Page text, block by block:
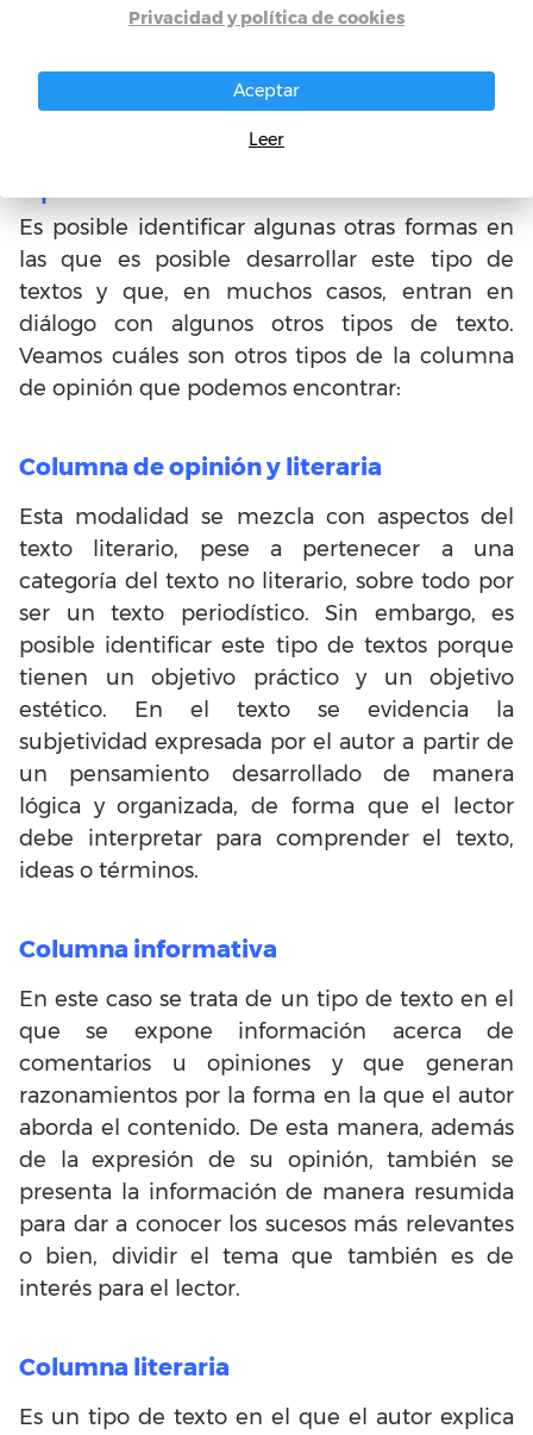
Tipos de la columna de
Es posible identificar algunas otras formas en
las que es posible desarrollar este tipo de
textos y que, en muchos casos, entran en
diálogo con algunos otros tipos de texto.
Veamos cuáles son otros tipos de la columna
de opinión que podemos encontrar:
Columna de opinión y literaria
Esta modalidad se mezcla con aspectos del
texto literario, pese a pertenecer a una
categoría del texto no literario, sobre todo por
ser un texto periodístico. Sin embargo, es
posible identificar este tipo de textos porque
tienen un objetivo práctico y un objetivo
estético. En el texto se evidencia la
subjetividad expresada por el autor a partir de
un pensamiento desarrollado de manera
lógica y organizada, de forma que el lector
debe interpretar para comprender el texto,
ideas o términos.
Columna informativa
En este caso se trata de un tipo de texto en el
que se expone información acerca de
comentarios u opiniones y que generan
razonamientos por la forma en la que el autor
aborda el contenido. De esta manera, además
de la expresión de su opinión, también se
presenta la información de manera resumida
para dar a conocer los sucesos más relevantes
o bien, dividir el tema que también es de
interés para el lector.
Columna literaria
Es un tipo de texto en el que el autor explica
Privacidad y política de cookies
Aceptar
Leer